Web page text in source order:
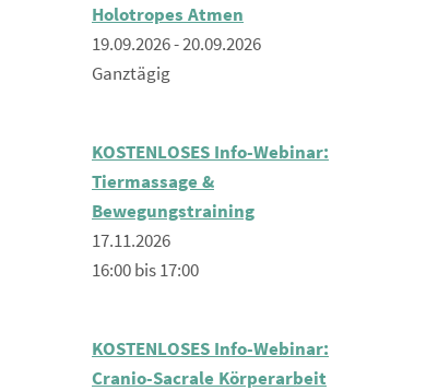
Holotropes Atmen
19.09.2026 - 20.09.2026
Ganztägig
KOSTENLOSES Info-Webinar:
Tiermassage &
Bewegungstraining
17.11.2026
16:00 bis 17:00
KOSTENLOSES Info-Webinar:
Cranio-Sacrale Körperarbeit